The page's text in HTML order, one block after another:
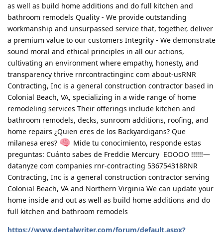
as well as build home additions and do full kitchen and
bathroom remodels Quality - We provide outstanding
workmanship and unsurpassed service that, together, deliver
a premium value to our customers Integrity - We demonstrate
sound moral and ethical principles in all our actions,
cultivating an environment where empathy, honesty, and
transparency thrive rnrcontractinginc com about-usRNR
Contracting, Inc is a general construction contractor based in
Colonial Beach, VA, specializing in a wide range of home
remodeling services Their offerings include kitchen and
bathroom remodels, decks, sunroom additions, roofing, and
home repairs ¿Quien eres de los Backyardigans? Que
milanesa eres?
Mide tu conocimiento, responde estas
preguntas: Cuánto sabes de Freddie Mercury ️ EOOOO !!!!!!—
datanyze com companies rnr-contracting 536754318RNR
Contracting, Inc is a general construction contractor serving
Colonial Beach, VA and Northern Virginia We can update your
home inside and out as well as build home additions and do
full kitchen and bathroom remodels
https://www.dentalwriter.com/forum/default.aspx?